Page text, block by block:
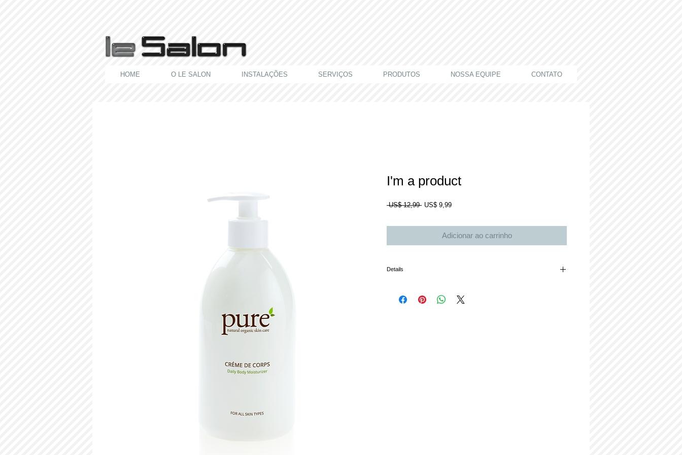
HOME O LE SALON INSTALAÇÕES SERVIÇOS PRODUTOS NOSSA EQUIPE CONTATO
I'm a product
US$ 12,99 Preço
US$ 9,99Preço
Adicionar ao carrinho
Details
product such as sizing, material, care instructions and cleaning
instructions.